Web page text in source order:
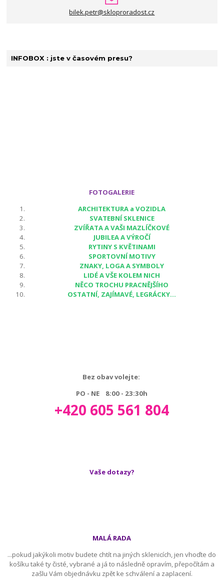
bilek.petr@skloproradost.cz
INFOBOX : jste v časovém presu?
FOTOGALERIE
ARCHITEKTURA a VOZIDLA
SVATEBNÍ SKLENICE
ZVÍŘATA A VAŠI MAZLÍČKOVÉ
JUBILEA A VÝROČÍ
RYTINY S KVĚTINAMI
SPORTOVNÍ MOTIVY
ZNAKY, LOGA A SYMBOLY
LIDÉ A VŠE KOLEM NICH
NĚCO TROCHU PRACNĚJŠÍHO
OSTATNÍ, ZAJÍMAVÉ, LEGRÁCKY...
Bez obav volejte:
PO - NE 8:00 - 23:30h
+420 605 561 804
Vaše dotazy?
MALÁ RADA
...pokud jakýkoli motiv budete chtít na jiných sklenicích, jen vhoďte do
košíku také ty čisté, vybrané a já to následně opravím, přepočítám a
zašlu Vám objednávku zpět ke schválení a zaplacení.